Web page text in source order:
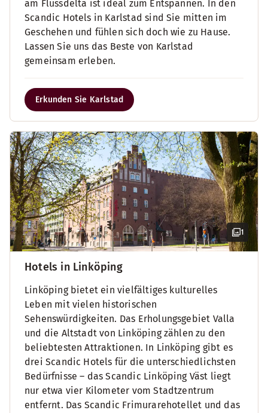
am Flussdelta ist ideal zum Entspannen. In den
Scandic Hotels in Karlstad sind Sie mitten im
Geschehen und fühlen sich doch wie zu Hause.
Lassen Sie uns das Beste von Karlstad
gemeinsam erleben.
Erkunden Sie Karlstad
1
Hotels in Linköping
Linköping bietet ein vielfältiges kulturelles
Leben mit vielen historischen
Sehenswürdigkeiten. Das Erholungsgebiet Valla
und die Altstadt von Linköping zählen zu den
beliebtesten Attraktionen. In Linköping gibt es
drei Scandic Hotels für die unterschiedlichsten
Bedürfnisse – das Scandic Linköping Väst liegt
nur etwa vier Kilometer vom Stadtzentrum
entfernt. Das Scandic Frimurarehotellet und das